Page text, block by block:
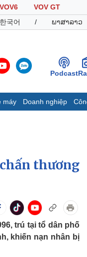
VOV6
VOV GT
한국어 / ພາສາລາວ
Podcast
máy Doanh nghiệp
Doanh
Thông
Doanh
Doanh
Vì cộng
thương
trú tại tổ dân phố
khiến nạn nhân bị